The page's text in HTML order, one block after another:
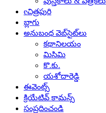
eచిత్రపురి
బ్లాగు
అనుబంధ వెబ్‌సైట్‌లు
కథానిలయం
మిసిమి
కొ.కు.
యశోదారెడ్డి
ఈవెంట్స్
క్రియేటివ్ కామన్స్
సంప్రదించండి